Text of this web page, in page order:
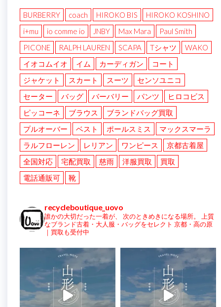
BURBERRY coach HIROKO BIS
HIROKO KOSHINO
i+mu
io comme io JNBY Max Mara
Paul Smith
PICONE
RALPH LAUREN SCAPA Tシャツ
WAKO
イオコムイオ
イム カーディガン
コート
ジャケット
スカート スーツ
センソユニコ
セーター
バッグ バーバリー パンツ
ヒロコビス
ピッコーネ
ブラウス
ブランドバッグ買取
プルオーバー
ベスト ポールスミス
マックスマーラ
ラルフローレン
レリアン ワンピース
京都古着屋
全国対応
宅配買取 慈雨 洋服買取
買取
電話通販可
靴
recycleboutique_uovo
誰かの大切だった一着が、 次のときめきになる場所。
上質
なブランド古着・大人服・バッグをセレクト 京都・高の原
｜買取も受付中